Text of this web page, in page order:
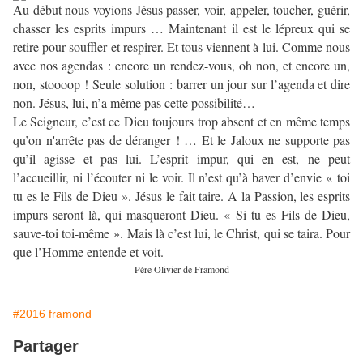
Au début nous voyions Jésus passer, voir, appeler, toucher, guérir,
chasser les esprits impurs … Maintenant il est le lépreux qui se
retire pour souffler et respirer. Et tous viennent à lui. Comme nous
avec nos agendas : encore un rendez-vous, oh non, et encore un,
non, stoooop ! Seule solution : barrer un jour sur l’agenda et dire
non. Jésus, lui, n’a même pas cette possibilité…
Le Seigneur, c’est ce Dieu toujours trop absent et en même temps
qu’on n'arrête pas de déranger ! … Et le Jaloux ne supporte pas
qu’il agisse et pas lui. L’esprit impur, qui en est, ne peut
l’accueillir, ni l’écouter ni le voir. Il n’est qu’à baver d’envie « toi
tu es le Fils de Dieu ». Jésus le fait taire. A la Passion, les esprits
impurs seront là, qui masqueront Dieu. « Si tu es Fils de Dieu,
sauve-toi toi-même ». Mais là c’est lui, le Christ, qui se taira. Pour
que l’Homme entende et voit.
Père Olivier de Framond
#2016 framond
Partager